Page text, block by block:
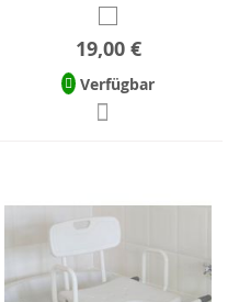
19,00 €
Verfügbar